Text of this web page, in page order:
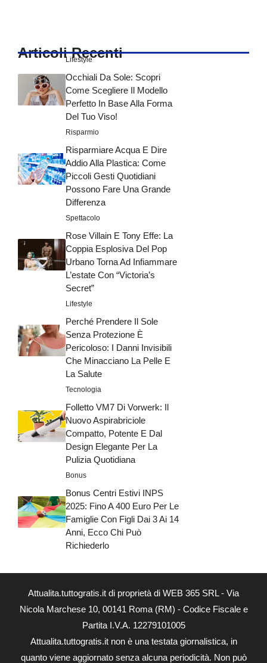
Articoli Recenti
Lifestyle
Occhiali Da Sole: Scopri
Come Scegliere Il Modello
Perfetto In Base Alla Forma
Del Tuo Viso!
Risparmio
Risparmiare Acqua E Dire
Addio Alla Plastica: Come
Piccoli Gesti Quotidiani
Possono Fare Una Grande
Differenza
Spettacolo
Rose Villain E Tony Effe: La
Coppia Esplosiva Del Pop
Urbano Torna Ad Infiammare
L’estate Con “Victoria’s
Secret”
Lifestyle
Perché Prendere Il Sole
Senza Protezione È
Pericoloso: I Danni Invisibili
Che Minacciano La Pelle E
La Salute
Tecnologia
Folletto VM7 Di Vorwerk: Il
Nuovo Aspirabriciole
Compatto, Potente E Dal
Design Elegante Per La
Pulizia Quotidiana
Bonus
Bonus Centri Estivi INPS
2025: Fino A 400 Euro Per Le
Famiglie Con Figli Dai 3 Ai 14
Anni, Ecco Chi Può
Richiederlo
Attualita.tuttogratis.it di proprietà di WEB 365 SRL - Via
Nicola Marchese 10, 00141 Roma (RM) - Codice Fiscale e
Partita I.V.A. 12279101005
Attualita.tuttogratis.it non è una testata giornalistica, in
quanto viene aggiornato senza alcuna periodicità. Non può